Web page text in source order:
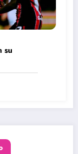
su